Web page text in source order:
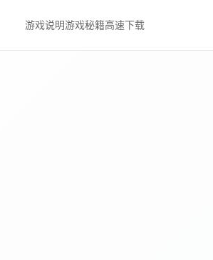
游戏说明游戏秘籍高速下载